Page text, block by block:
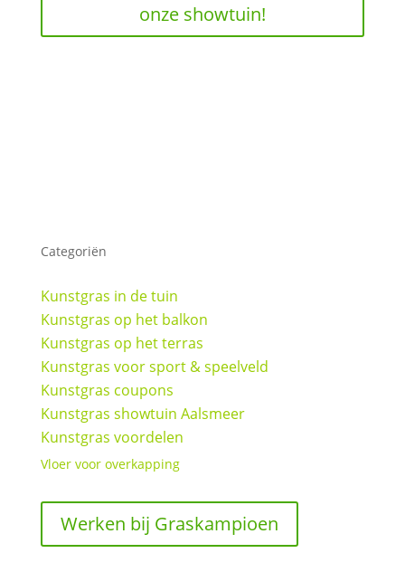
onze showtuin!
Categoriën
Kunstgras in de tuin
Kunstgras op het balkon
Kunstgras op het terras
Kunstgras voor sport & speelveld
Kunstgras coupons
Kunstgras showtuin Aalsmeer
Kunstgras voordelen
Vloer voor overkapping
Werken bij Graskampioen